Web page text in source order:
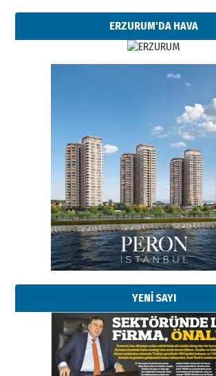
ERZURUM'DA HAVA
YENİ SAYI
Esat BİNDESEN
Başkan Sekmen’den Erzurum’a
bir vizyon proje daha!
02 Ağustos 2026 Pazar
Kadir SABUNCUOĞLU
Erzurumspor’un köşe taşları
29 Haziran 2026 Pazartesi
Kenan GÜLERCİ
Murat Şahsuvaroğlu ERKON’da
çıtayı yukarı taşırken,
yönetimdekiler aşağı
çekmemeli!
17 Şubat 2026 SalıOrhan BOZKURT